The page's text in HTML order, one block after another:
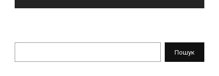
Пошук